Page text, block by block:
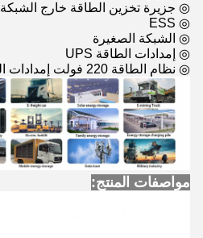
◎ جزيرة تخزين الطاقة خارج الشبكة
◎ ESS
◎ الشبكة الصغيرة
◎ إمدادات الطاقة UPS
◎ نظام الطاقة 220 فولت إمدادات الطاقة المشتركة
مواصفات المنتج: